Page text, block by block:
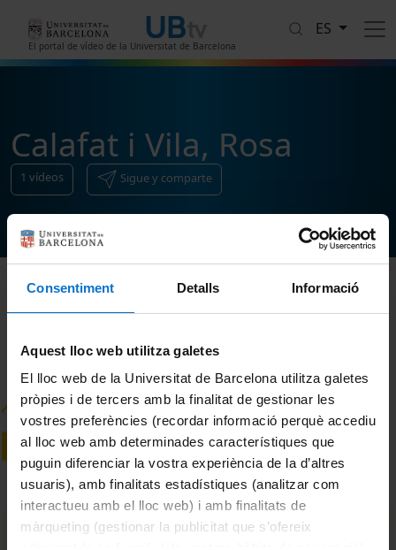
Consentiment Detalls Informació
Aquest lloc web utilitza galetes
El lloc web de la Universitat de Barcelona utilitza galetes
pròpies i de tercers amb la finalitat de gestionar les
vostres preferències (recordar informació perquè accediu
al lloc web amb determinades característiques que
puguin diferenciar la vostra experiència de la d’altres
usuaris), amb finalitats estadístiques (analitzar com
interactueu amb el lloc web) i amb finalitats de
màrqueting (gestionar la publicitat que s’ofereix
El portal de vídeo de la Universitat de Barcelona
ES
Calafat i Vila, Rosa
1 vídeos Sigue y comparte
Ordenar